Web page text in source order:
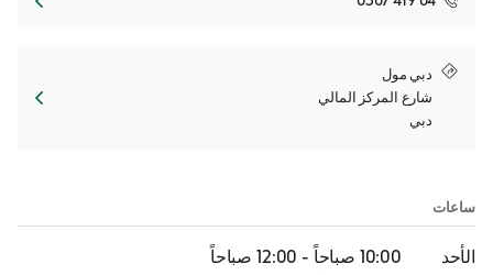
دبي مول
شارع المركز المالي
دبي
ساعات
الأحد 10:00 صباحاً - 12:00 صباحاً